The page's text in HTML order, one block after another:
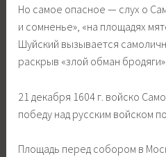
Но самое опасное — слух о
и сомненье», «на площадях
Шуйский вызывается
раскрыв «злой обман бродяги».
21 декабря 1604 г. войско
победу над русским войском
Площадь перед собором в